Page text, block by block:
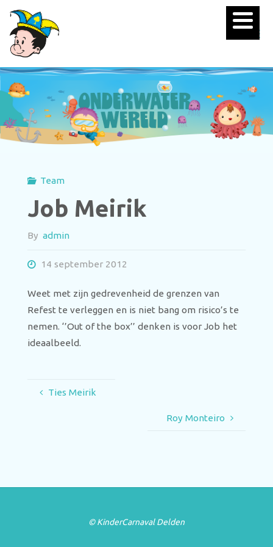
Team
Job Meirik
By admin
14 september 2012
Weet met zijn gedrevenheid de grenzen van
Refest te verleggen en is niet bang om risico’s te
nemen. ‘’Out of the box’’ denken is voor Job het
ideaalbeeld.
Ties Meirik
Roy Monteiro
© KinderCarnaval Delden